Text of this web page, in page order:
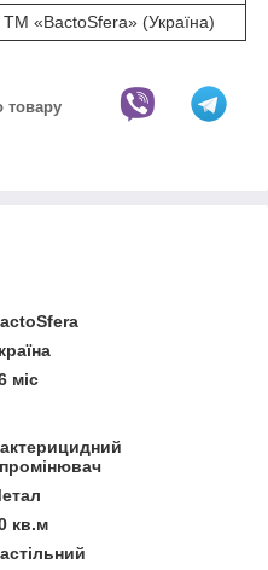
ТМ «BactoSfera» (Україна)
товару
міс
кв.м